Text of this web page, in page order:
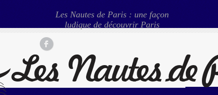
Les Nautes de Paris : une façon
ludique de découvrir Paris